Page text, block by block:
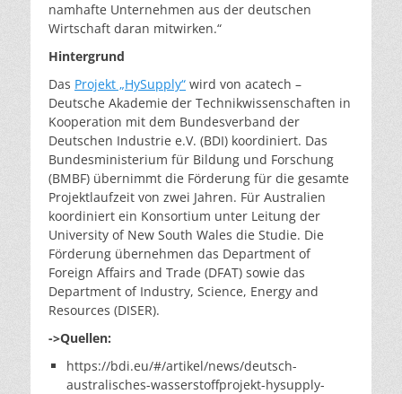
namhafte Unternehmen aus der deutschen
Wirtschaft daran mitwirken.“
Hintergrund
Das Projekt „HySupply“ wird von acatech –
Deutsche Akademie der Technikwissenschaften in
Kooperation mit dem Bundesverband der
Deutschen Industrie e.V. (BDI) koordiniert. Das
Bundesministerium für Bildung und Forschung
(BMBF) übernimmt die Förderung für die gesamte
Projektlaufzeit von zwei Jahren. Für Australien
koordiniert ein Konsortium unter Leitung der
University of New South Wales die Studie. Die
Förderung übernehmen das Department of
Foreign Affairs and Trade (DFAT) sowie das
Department of Industry, Science, Energy and
Resources (DISER).
->Quellen:
https://bdi.eu/#/artikel/news/deutsch-
australisches-wasserstoffprojekt-hysupply-